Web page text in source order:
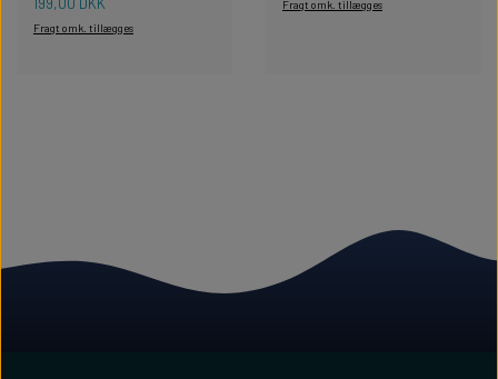
199,00 DKK
Fragt omk. tillægges
Fragt omk. tillægges